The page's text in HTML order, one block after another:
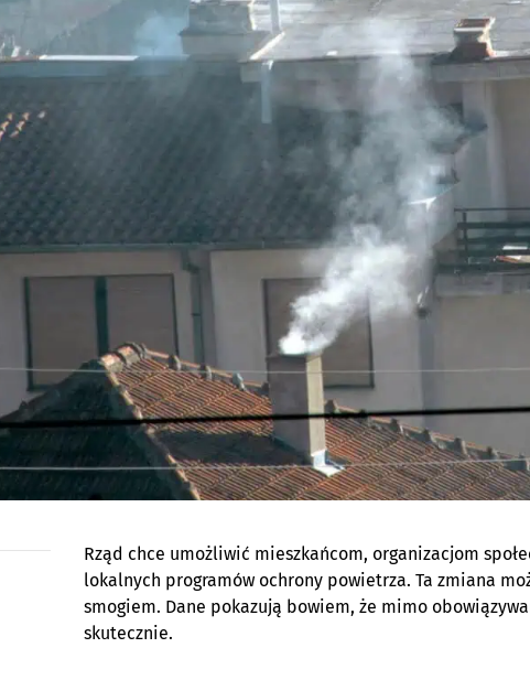
Rząd chce umożliwić mieszkańcom, organizacjom
lokalnych programów ochrony powietrza. Ta zmiana
smogiem. Dane pokazują bowiem, że mimo
skutecznie.